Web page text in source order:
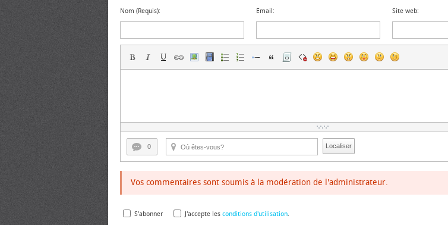
Nom (Requis): Email: Site web:
0 Localiser
Vos commentaires sont soumis à la modération de l'administrateur.
S'abonner J'accepte les conditions d'utilisation.